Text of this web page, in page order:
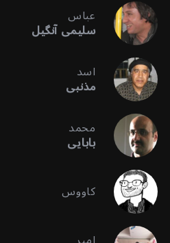
عباس
سلیمی آنگیل
اسد
مذنبی
محمد
بابایی
کاووس